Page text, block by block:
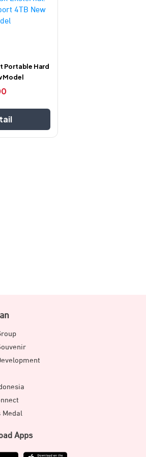
35% lebih
menjalankan
Digital,
Portable Hard
Model
Medal
Apps